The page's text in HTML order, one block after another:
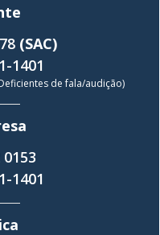
(SAC)
1401
de fala/audição)
1401